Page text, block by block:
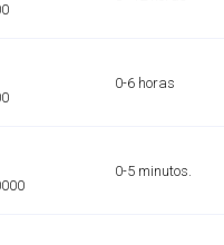
5000
1000
0-6 horas
500000
0-5 minutos.